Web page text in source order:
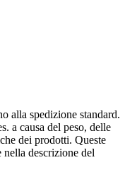
alla spedizione standard.
a causa del peso, delle
dei prodotti. Queste
descrizione del